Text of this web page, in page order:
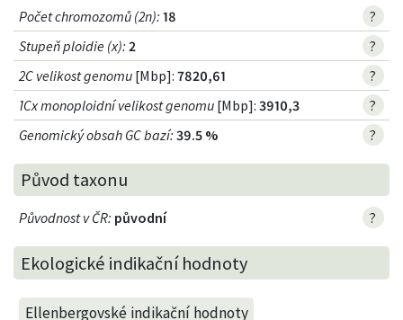
Počet chromozomů (2n): 18
?
Stupeň ploidie (x): 2
?
2C velikost genomu [Mbp]: 7820,61
?
1Cx monoploidní velikost genomu [Mbp]: 3910,3
?
Genomický obsah GC bazí: 39.5 % ?
Původ taxonu
Původnost v ČR: původní ?
Ekologické indikační hodnoty
Ellenbergovské indikační hodnoty